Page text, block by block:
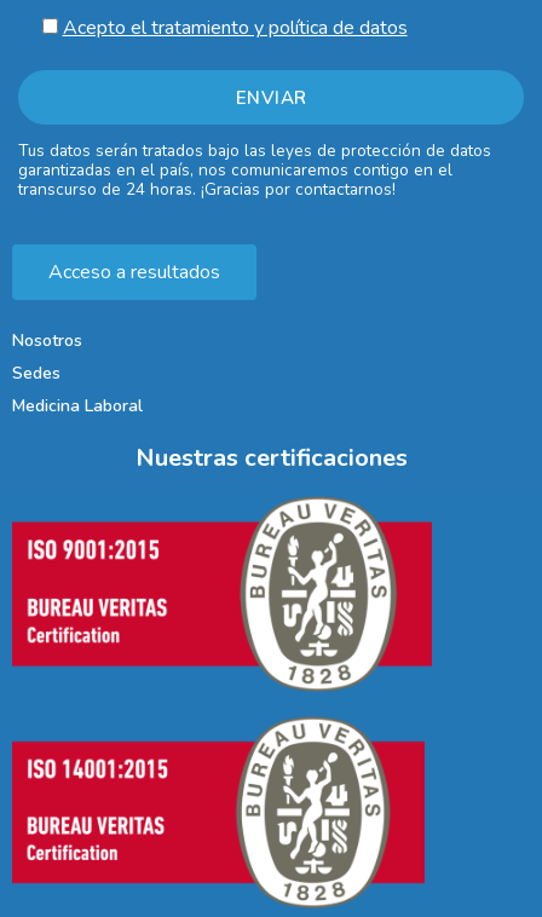
Acepto el tratamiento y política de datos
Tus datos serán tratados bajo las leyes de protección de datos
garantizadas en el país, nos comunicaremos contigo en el
transcurso de 24 horas. ¡Gracias por contactarnos!
Acceso a resultados
Nosotros
Sedes
Medicina Laboral
Nuestras certificaciones